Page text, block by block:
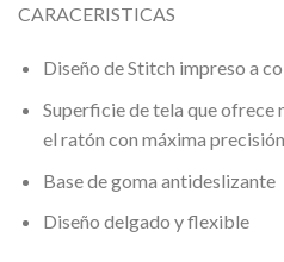
CARACERISTICAS
Diseño de Stitch impreso a
Superficie de tela que
el ratón con máxima
Base de goma antideslizante
Diseño delgado y flexible